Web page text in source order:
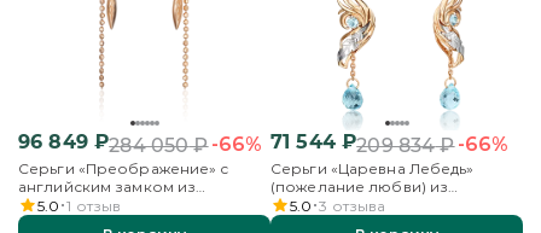
96 849₽284 050₽-66%
Серьги «Преображение» с
английским замком из
комбинированного золота с
миксом камней и эмалью
5.0 1 отзыв
71 544₽209 834₽-66%
Серьги «Царевна Лебедь»
(пожелание любви) из
комбинированного золота с
топазами
5.0 3 отзыва